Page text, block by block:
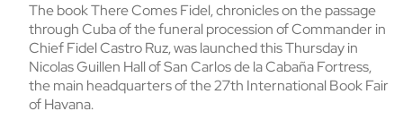
The book There Comes Fidel, chronicles on the passage
through Cuba of the funeral procession of Commander in
Chief Fidel Castro Ruz, was launched this Thursday in
Nicolas Guillen Hall of San Carlos de la Cabaña Fortress,
the main headquarters of the 27th International Book Fair
of Havana.